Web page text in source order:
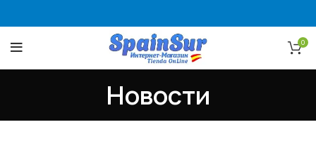
0
Новости